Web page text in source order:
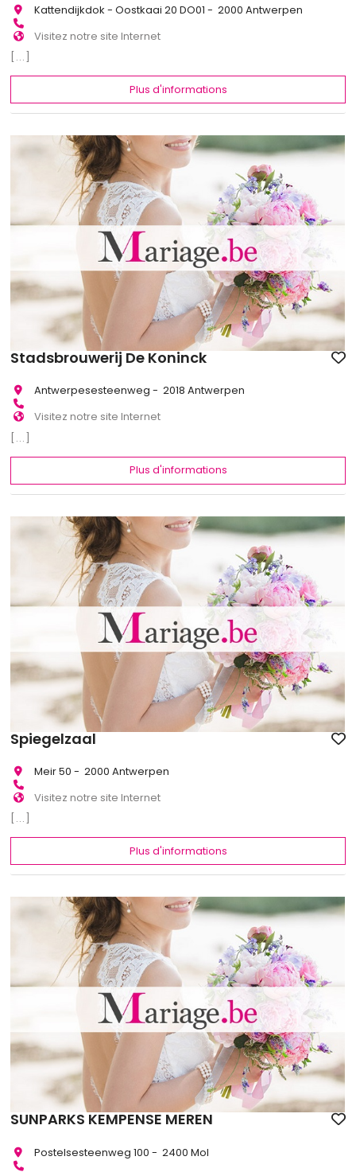
Kattendijkdok - Oostkaai 20 DO01 - 2000 Antwerpen
Visitez notre site Internet
[...]
Plus d'informations
Stadsbrouwerij De Koninck
Antwerpesesteenweg - 2018 Antwerpen
Visitez notre site Internet
[...]
Plus d'informations
Spiegelzaal
Meir 50 - 2000 Antwerpen
Visitez notre site Internet
[...]
Plus d'informations
SUNPARKS KEMPENSE MEREN
Postelsesteenweg 100 - 2400 Mol